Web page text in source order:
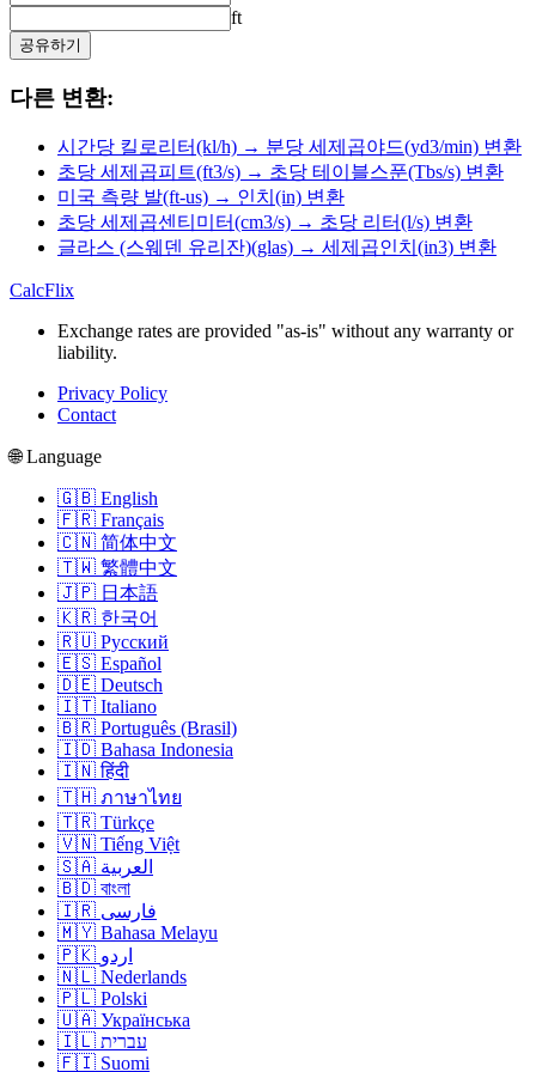
ft
공유하기
다른 변환:
시간당 킬로리터(kl/h) → 분당 세제곱야드(yd3/min) 변환
초당 세제곱피트(ft3/s) → 초당 테이블스푼(Tbs/s) 변환
미국 측량 발(ft-us) → 인치(in) 변환
초당 세제곱센티미터(cm3/s) → 초당 리터(l/s) 변환
글라스 (스웨덴 유리잔)(glas) → 세제곱인치(in3) 변환
CalcFlix
Exchange rates are provided "as-is" without any warranty or
liability.
Privacy Policy
Contact
🌐 Language
🇬🇧 English
🇫🇷 Français
🇨🇳 简体中文
🇹🇼 繁體中文
🇯🇵 日本語
🇰🇷 한국어
🇷🇺 Русский
🇪🇸 Español
🇩🇪 Deutsch
🇮🇹 Italiano
🇧🇷 Português (Brasil)
🇮🇩 Bahasa Indonesia
🇮🇳 हिंदी
🇹🇭 ภาษาไทย
🇹🇷 Türkçe
🇻🇳 Tiếng Việt
🇸🇦 العربية
🇧🇩 বাংলা
🇮🇷 فارسی
🇲🇾 Bahasa Melayu
🇵🇰 اردو
🇳🇱 Nederlands
🇵🇱 Polski
🇺🇦 Українська
🇮🇱 עברית
🇫🇮 Suomi